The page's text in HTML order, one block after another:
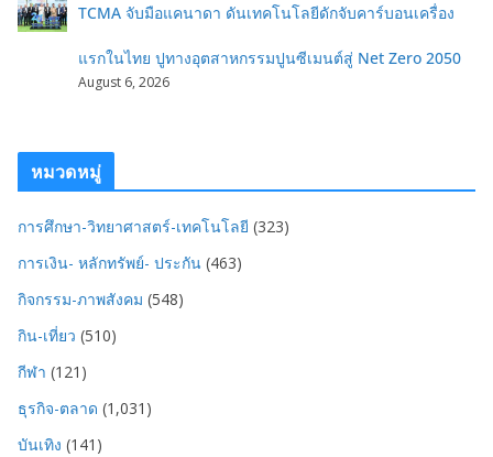
TCMA จับมือแคนาดา ดันเทคโนโลยีดักจับคาร์บอนเครื่อง
แรกในไทย ปูทางอุตสาหกรรมปูนซีเมนต์สู่ Net Zero 2050
August 6, 2026
หมวดหมู่
การศึกษา-วิทยาศาสตร์-เทคโนโลยี (323)
การเงิน- หลักทรัพย์- ประกัน (463)
กิจกรรม-ภาพสังคม (548)
กิน-เที่ยว (510)
กีฬา (121)
ธุรกิจ-ตลาด (1,031)
บันเทิง (141)